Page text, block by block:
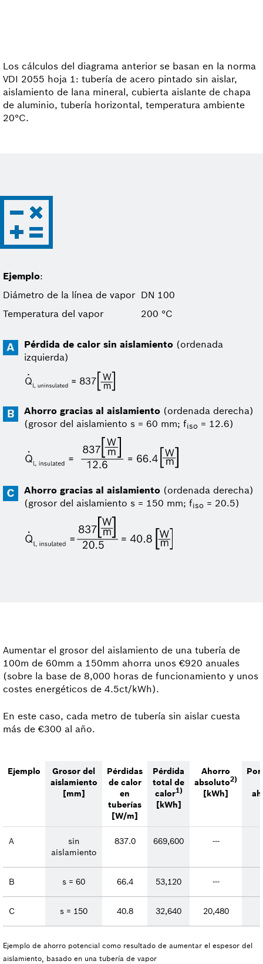
Los cálculos del diagrama anterior se basan en la norma
VDI 2055 hoja 1: tubería de acero pintado sin aislar,
aislamiento de lana mineral, cubierta aislante de chapa
de aluminio, tubería horizontal, temperatura ambiente
20°C.
Ejemplo:
Diámetro de la línea de vapor DN 100
Temperatura del vapor
200 °C
Pérdida de calor sin aislamiento (ordenada
izquierda)
Ahorro gracias al aislamiento (ordenada derecha)
(grosor del aislamiento s = 60 mm; fiso = 12.6)
Ahorro gracias al aislamiento (ordenada derecha)
(grosor del aislamiento s = 150 mm; fiso = 20.5)
Aumentar el grosor del aislamiento de una tubería de
100m de 60mm a 150mm ahorra unos €920 anuales
(sobre la base de 8,000 horas de funcionamiento y unos
costes energéticos de 4.5ct/kWh).
En este caso, cada metro de tubería sin aislar cuesta
más de €300 al año.
Ejemplo
Grosor del
aislamiento
[mm]
Pérdidas
de calor
en
tuberías
[W/m]
Pérdida
total de
calor1)
[kWh]
Ahorro
absoluto2)
[kWh]
A
sin
aislamiento
837.0 669,600 ---
B s = 60 66.4 53,120 ---
C s = 150 40.8 32,640 20,480
Ejemplo de ahorro potencial como resultado de aumentar el espesor del
aislamiento, basado en una tubería de vapor